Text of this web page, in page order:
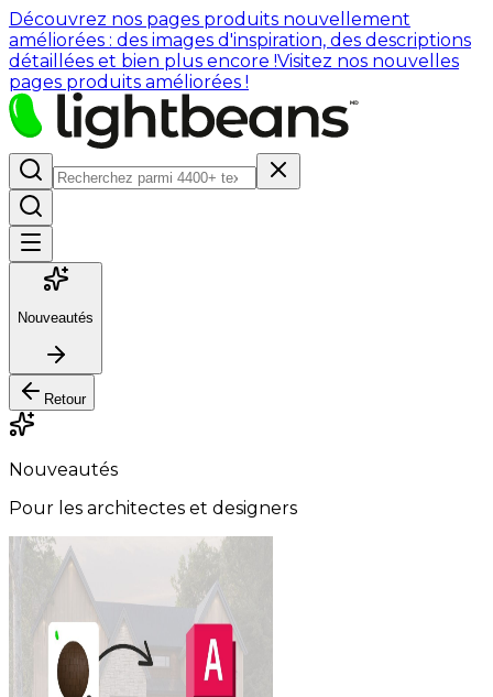
Découvrez nos pages produits nouvellement
améliorées : des images d'inspiration, des descriptions
détaillées et bien plus encore !Visitez nos nouvelles
pages produits améliorées !
Nouveautés
Retour
Nouveautés
Pour les architectes et designers